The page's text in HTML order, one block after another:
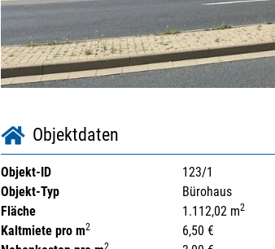
Objektdaten
Objekt-ID
123/1
Objekt-Typ
Bürohaus
Fläche
1.112,02 m2
Kaltmiete pro m2
6,50 €
2